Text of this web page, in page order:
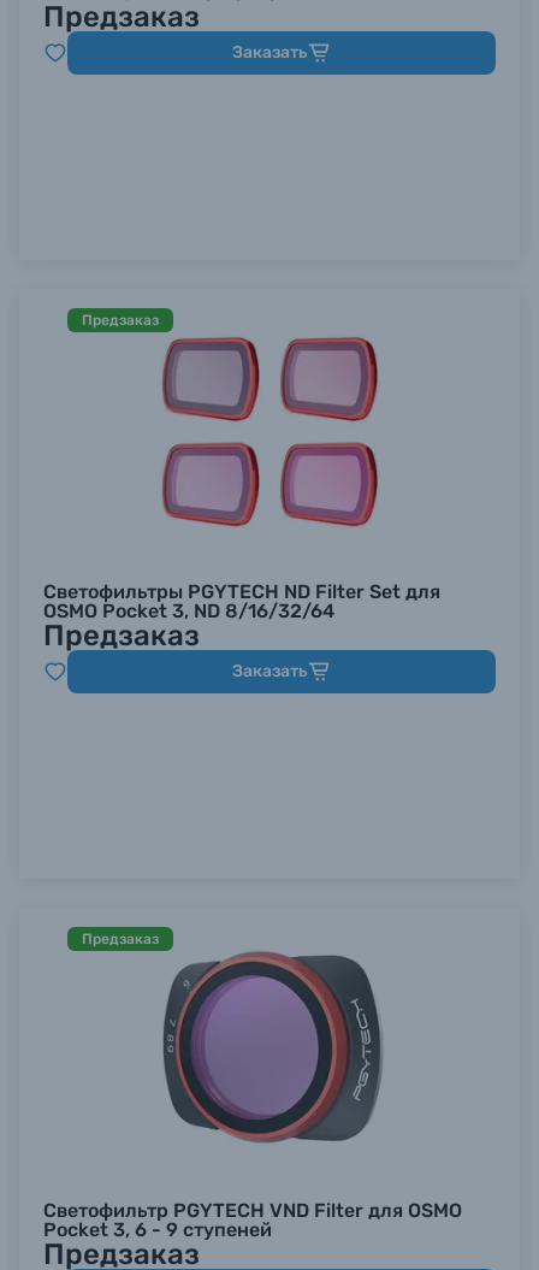
Предзаказ
Заказать
Предзаказ
Светофильтры PGYTECH ND Filter Set для
OSMO Pocket 3, ND 8/16/32/64
Предзаказ
Заказать
Предзаказ
Светофильтр PGYTECH VND Filter для OSMO
Pocket 3, 6 - 9 ступеней
Предзаказ